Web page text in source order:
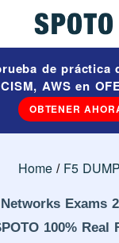
de práctica
CISM, AWS en
OBTENER
Home F5
Exams
100% Real